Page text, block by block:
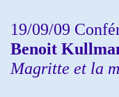
19/09/09
Benoit
Magritte et la